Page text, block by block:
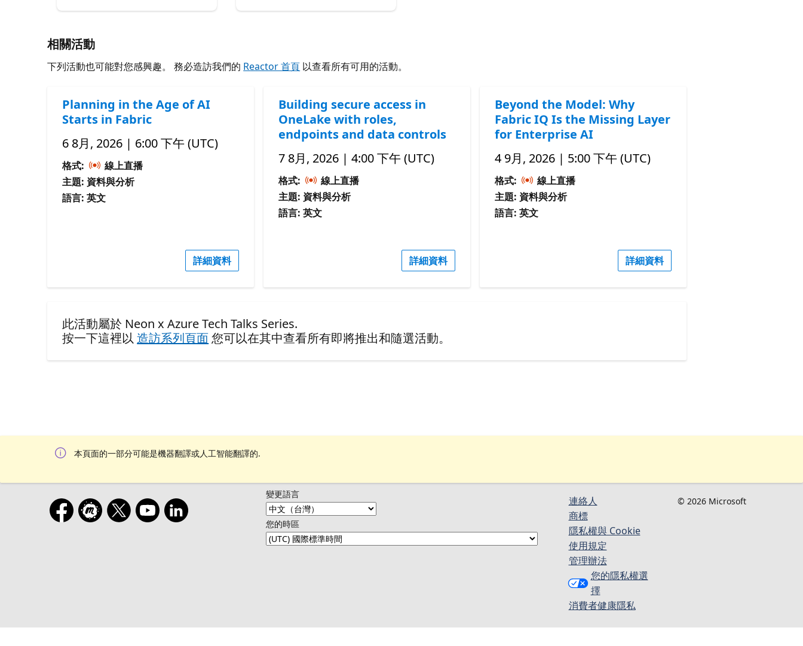
相關活動
下列活動也可能對您感興趣。 務必造訪我們的 Reactor 首頁 以查看所有可用的活動。
Planning in the Age of AI
Starts in Fabric
6 8月, 2026 | 6:00 下午 (UTC)
格式:
線上直播
主題: 資料與分析
語言: 英文
詳細資料
Building secure access in
OneLake with roles,
endpoints and data controls
7 8月, 2026 | 4:00 下午 (UTC)
格式:
線上直播
主題: 資料與分析
語言: 英文
詳細資料
Beyond the Model: Why
Fabric IQ Is the Missing Layer
for Enterprise AI
4 9月, 2026 | 5:00 下午 (UTC)
格式:
線上直播
主題: 資料與分析
語言: 英文
詳細資料
此活動屬於 Neon x Azure Tech Talks Series.
按一下這裡以造訪系列頁面 您可以在其中查看所有即將推出和隨選活動。
本頁面的一部分可能是機器翻譯或人工智能翻譯的.
變更語言
您的時區
連絡人​​
商標
隱私權與 Cookie
使用規定
管理辦法
您的隱私權選
擇
消費者健康隱私
© 2026 Microsoft